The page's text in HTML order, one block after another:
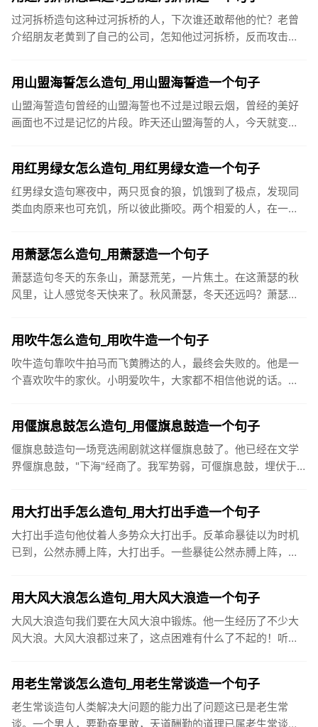
过河拆桥造句这种过河拆桥的人，下次谁还敢帮他的忙？老曾
介绍朋友老黄到了自己的公司，怎知他过河拆桥，反而攻击老
用山盟海誓怎么造句_用山盟海誓造一个句子
山盟海誓造句曾经的山盟海誓也不过是过眼云烟，曾经的美好
画面也不过是记忆的片段。昨天还山盟海誓的人，今天就变得
用红男绿女怎么造句_用红男绿女造一个句子
红男绿女造句寒夜中，两只觅食的狼，饥饿到了极点，发现同
类血肉原来也可充饥，所以彼此撕咬。两个相爱的人，在一
用萧瑟怎么造句_用萧瑟造一个句子
萧瑟造句冬天的东条山，萧瑟荒芜，一片焦土。在这萧瑟的秋
风里，让人感觉冬天快来了。秋风萧瑟，冬天还远吗？萧瑟的
用吹牛怎么造句_用吹牛造一个句子
吹牛造句靠吹牛拍马而飞黄腾达的人，最终会失败的。他是一
个喜欢吹牛的家伙。小明爱吹牛，大家都不相信他说的话。那
用偃旗息鼓怎么造句_用偃旗息鼓造一个句子
偃旗息鼓造句一场竞选闹剧就这样偃旗息鼓了。他已经在文学
界偃旗息鼓，"下海"经商了。我军势弱，可偃旗息鼓，埋伏于
用大打出手怎么造句_用大打出手造一个句子
大打出手造句他仗着人多势众大打出手。反革命暴徒以为时机
已到，公然赤膊上阵，大打出手。一些暴徒公然赤膊上阵，大
用大风大浪怎么造句_用大风大浪造一个句子
大风大浪造句我们要在大风大浪中锻炼。他一生经历了不少大
风大浪。大风大浪都过来了，这点困难有什么了不起的！听了
用老生常谈怎么造句_用老生常谈造一个句子
老生常谈造句人类解决大问题的能力出了问题这已是老生常
谈。一个男人，要勤奋果敢，天道酬勤的道理已属老生常谈，